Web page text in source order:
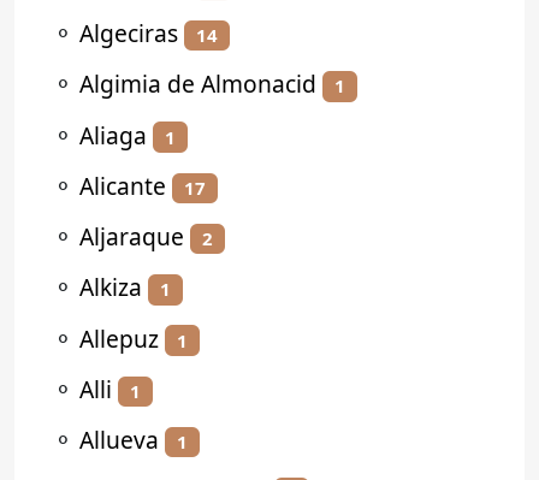
⚬ Algeciras 14
⚬ Algimia de Almonacid 1
⚬ Aliaga 1
⚬ Alicante 17
⚬ Aljaraque 2
⚬ Alkiza 1
⚬ Allepuz 1
⚬ Alli 1
⚬ Allueva 1